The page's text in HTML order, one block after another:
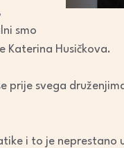
smo
Katerina Husičkova.
prije svega
i to je